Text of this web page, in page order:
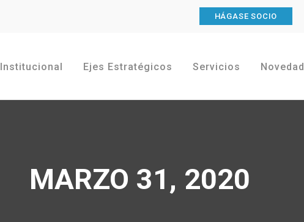
HÁGASE SOCIO
Institucional Ejes Estratégicos Servicios
MARZO 31, 2020